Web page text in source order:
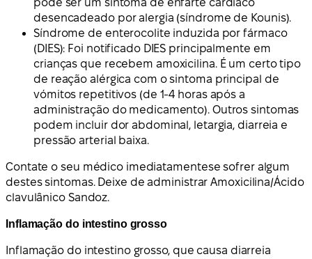
pode ser um sintoma de enfarte cardíaco
desencadeado por alergia (síndrome de Kounis).
Síndrome de enterocolite induzida por fármaco
(DIES): Foi notificado DIES principalmente em
crianças que recebem amoxicilina. É um certo tipo
de reação alérgica com o sintoma principal de
vómitos repetitivos (de 1-4 horas após a
administração do medicamento). Outros sintomas
podem incluir dor abdominal, letargia, diarreia e
pressão arterial baixa.
Contate o seu médico imediatamentese sofrer algum
destes sintomas. Deixe de administrar Amoxicilina/Ácido
clavulânico Sandoz.
Inflamação do intestino grosso
Inflamação do intestino grosso, que causa diarreia